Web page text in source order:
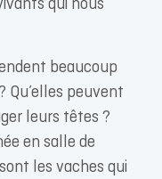
qui nous
beaucoup
Qu’elles peuvent
leurs têtes ?
en salle de
les vaches qui